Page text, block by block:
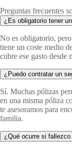
Preguntas frecuentes
¿Es obligatorio tener
No es obligatorio,
tiene un coste medio
cubre ese gasto desde
¿Puedo contratar un
Sí. Muchas pólizas
en una misma póliza
te asesoramos para
familia.
¿Qué ocurre si